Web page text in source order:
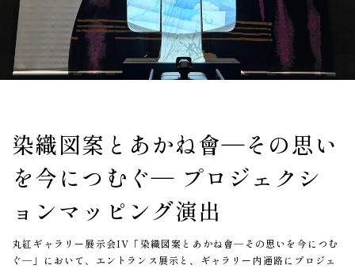
染織図案とあかね會―その思い
を今につむぐ― プロジェクシ
ョンマッピング演出
丸紅ギャラリー展示会IV「染織図案とあかね會―その思いを今につむ
ぐ―」において、エントランス展示と、ギャラリー内通路にプロジェ